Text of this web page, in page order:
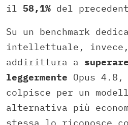
il 58,1% del
Su un benchmark
intellettuale,
addirittura a superare
leggermente Opus 4.8,
colpisce per un
alternativa più